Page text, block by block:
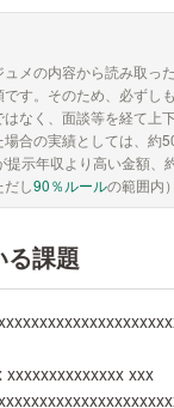
ュメの内容から読み取っ
です。そのため、必ずし
なく、面談等を経て上
合の実績としては、約
提示年収より高い金額、
し90％ルールの範囲内
る課題
xxxxxxxxxxxxxx xxx